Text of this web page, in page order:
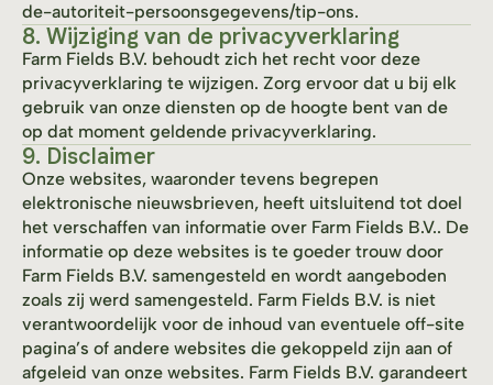
de-autoriteit-persoonsgegevens/tip-ons.
8. Wijziging van de privacyverklaring
Farm Fields B.V. behoudt zich het recht voor deze
privacyverklaring te wijzigen. Zorg ervoor dat u bij elk
gebruik van onze diensten op de hoogte bent van de
op dat moment geldende privacyverklaring.
9. Disclaimer
Onze websites, waaronder tevens begrepen
elektronische nieuwsbrieven, heeft uitsluitend tot doel
het verschaffen van informatie over Farm Fields B.V.. De
informatie op deze websites is te goeder trouw door
Farm Fields B.V. samengesteld en wordt aangeboden
zoals zij werd samengesteld. Farm Fields B.V. is niet
verantwoordelijk voor de inhoud van eventuele off-site
pagina’s of andere websites die gekoppeld zijn aan of
afgeleid van onze websites. Farm Fields B.V. garandeert